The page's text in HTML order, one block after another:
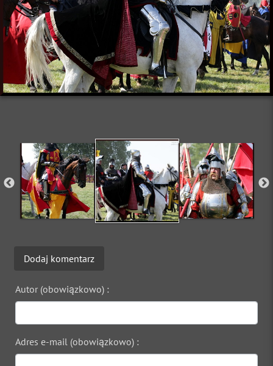
Dodaj komentarz
Autor (obowiązkowo) :
Adres e-mail (obowiązkowo) :